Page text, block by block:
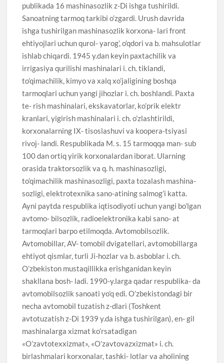
publikada 16 mashinasozlik z-Di ishga tushirildi.
Sanoatning tarmoq tarkibi o’zgardi. Urush davrida
ishga tushirilgan mashinasozlik korxona- lari front
ehtiyojlari uchun qurol- yarog’, o’qdori va b. mahsulotlar
ishlab chiqardi. 1945 y.dan keyin paxtachilik va
irrigasiya qurilishi mashinalari i. ch. tiklandi,
to’qimachilik, kimyo va xalq xo’jaligining boshqa
tarmoqlari uchun yangi jihozlar i. ch. boshlandi. Paxta
te- rish mashinalari, ekskavatorlar, ko’prik elektr
kranlari, yigirish mashinalari i. ch. o’zlashtirildi,
korxonalarning IX- tisoslashuvi va koopera-tsiyasi
rivoj- landi. Respublikada M. s. 15 tarmoqqa man- sub
100 dan ortiq yirik korxonalardan iborat. Ularning
orasida traktorsozlik va q. h. mashinasozligi,
to’qimachilik mashinasozligi, paxta tozalash mashina-
sozligi, elektrotexnika sano-atining salmog’i katta.
Ayni paytda respublika iqtisodiyoti uchun yangi bo’lgan
avtomo- bilsozlik, radioelektronika kabi sano- at
tarmoqlari barpo etilmoqda. Avtomobilsozlik.
Avtomobillar, AV- tomobil dvigatellari, avtomobillarga
ehtiyot qismlar, turli Ji-hozlar va b. asboblar i. ch.
O’zbekiston mustaqillikka erishganidan keyin
shakllana bosh- ladi. 1990-y.larga qadar respublika- da
avtomobilsozlik sanoati yo’q edi. O’zbekistondagi bir
necha avtomobil tuzatish z-dlari (Toshkent
avtotuzatish z-Di 1939 y.da ishga tushirilgan), en- gil
mashinalarga xizmat ko’rsatadigan
«O’zavtotexxizmat», «O’zavtovazxizmat» i. ch.
birlashmalari korxonalar, tashki- lotlar va aholining